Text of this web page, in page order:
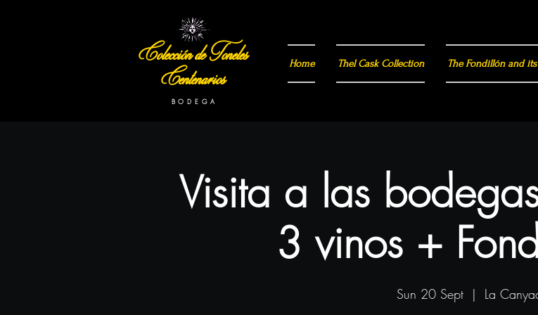
Visita a las
3 vinos +
Sun 20 Sept
  |
La
Colección de Toneles
Centenarios Home Thel Cask Collection The Fondillón and
B O D E G A